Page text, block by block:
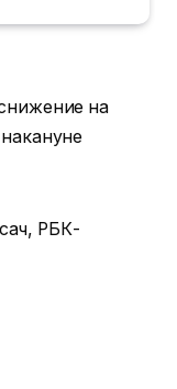
РБК-